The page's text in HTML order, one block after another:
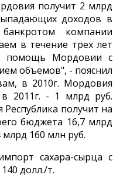
получит 2 млрд
доходов в
компании
в течение трех лет
помощь Мордовии с
объемов", - пояснил
в 2010г. Мордовия
2011г. - 1 млрд руб.
Республика получит на
бюджета 16,7 млрд
млрд 160 млн руб.
сахара-сырца с
долл./т.